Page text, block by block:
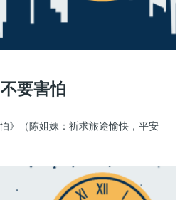
要害怕
》（陈姐妹：祈求旅途愉快，平安